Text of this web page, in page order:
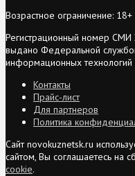
Возрастное ограничение: 18+
Регистрационный номер
выдано Федеральной
информационных
Контакты
Прайс-лист
Для партнеров
Политика
Сайт novokuznetsk.ru
сайтом, Вы соглашаетесь на
cookie.